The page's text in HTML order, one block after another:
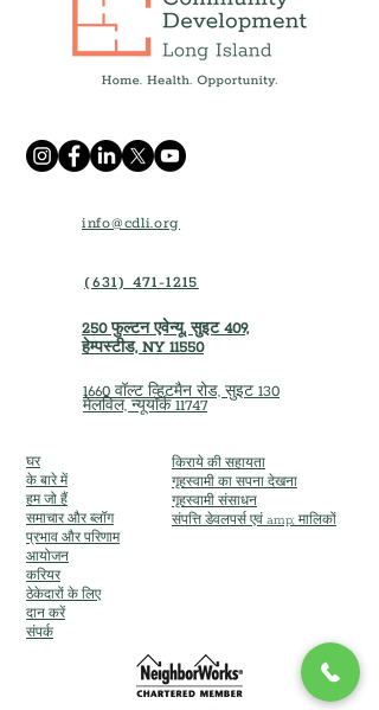
Annual Report and Press
Release
info@cdli.org
(631) 471-1215
250 फुल्टन एवेन्यू, सुइट 409,
हेम्पस्टीड, NY 11550
1660 वॉल्ट व्हिटमैन रोड, सुइट 130
मेलविल, न्यूयॉर्क 11747
घर
के बारे में
हम जो हैं
समाचार और ब्लॉग
प्रभाव और परिणाम
आयोजन
करियर
ठेकेदारों के लिए
दान करें
संपर्क
किराये की सहायता
गृहस्वामी का सपना देखना
गृहस्वामी संसाधन
संपत्ति डेवलपर्स एवं amp; मालिकों